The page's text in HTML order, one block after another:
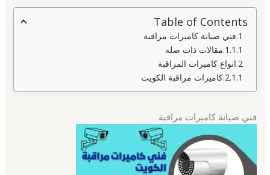
Table of Contents
فني صيانة كاميرات مراقبة
مقالات ذات صله
انواع كاميرات المراقبة
كاميرات مراقبة الكويت
فني صيانة كاميرات مراقبة